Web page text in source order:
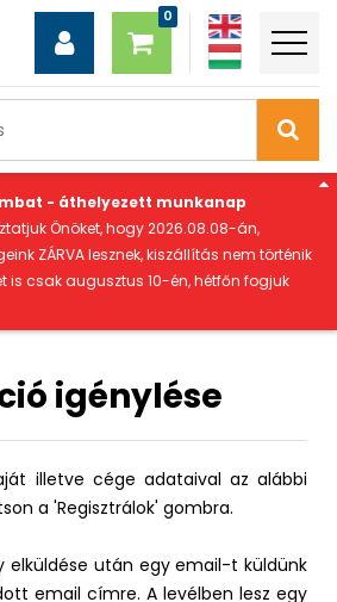
- áthelyezett munkanap
Önöket, hogy 2026.08.08-án,
ZÁRVA lesznek, kiszállítás nem történik
is csak augusztus 10-én, hétfőn fogjuk
igénylése
illetve cége adataival az alábbi
a 'Regisztrálok' gombra.
elküldése után egy email-t küldünk
email címre. A levélben lesz egy